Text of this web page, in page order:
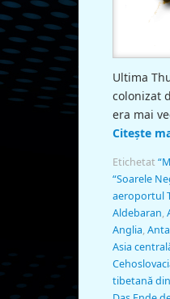
Ultima
colonizat
era mai
Citește
Etichetat
“Soarele
aeroportul
Aldebaran,
Anglia,
Asia
tibetană